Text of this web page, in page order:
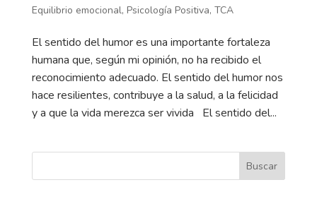
Equilibrio emocional, Psicología Positiva, TCA
El sentido del humor es una importante fortaleza
humana que, según mi opinión, no ha recibido el
reconocimiento adecuado. El sentido del humor nos
hace resilientes, contribuye a la salud, a la felicidad
y a que la vida merezca ser vivida El sentido del...
Buscar